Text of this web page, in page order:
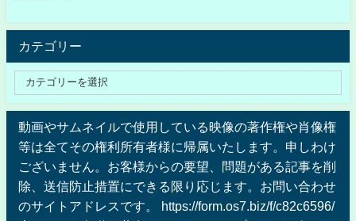
カテゴリー
動画やサムネイルで使用している映像の著作権や肖像権
等は全てその権利所有者様に帰属いたします。申しわけ
ございません。お客様からの要望、問題がある記事を削
除、送信防止措置にできる限り応じます。お問い合わせ
のサイトアドレスです。 https://form.os7.biz/f/c82c6596/